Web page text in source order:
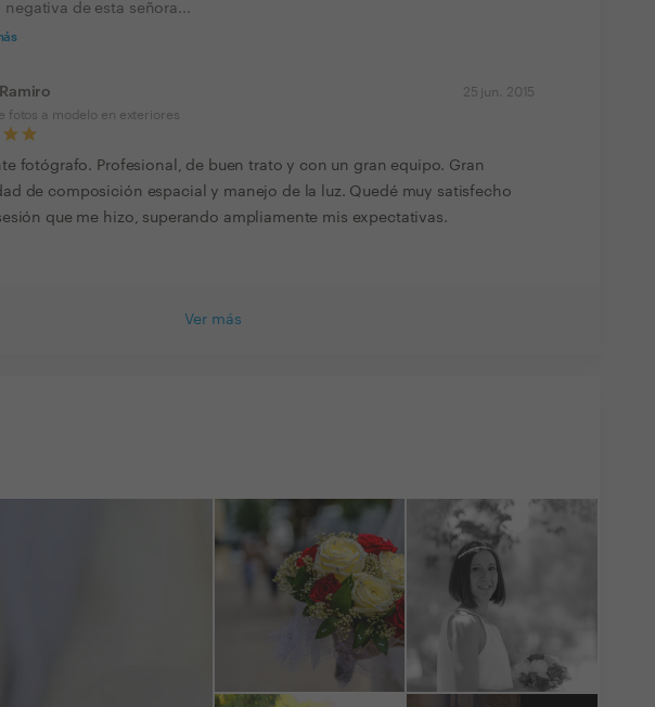
negativa de esta señora...
fotos a modelo en exteriores
25 jun. 2015
fotógrafo. Profesional, de buen trato y con un gran equipo. Gran
de composición espacial y manejo de la luz. Quedé muy satisfecho
que me hizo, superando ampliamente mis expectativas.
Ver más